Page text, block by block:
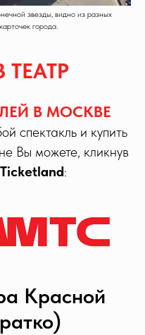
звезды, видно из разных
города.
ТЕАТР
В МОСКВЕ
спектакль и купить
Вы можете, кликнув
Ticketland:
Красной